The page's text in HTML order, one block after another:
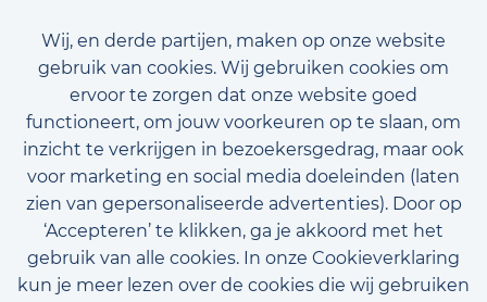
Wij, en derde partijen, maken op onze website
gebruik van cookies. Wij gebruiken cookies om
ervoor te zorgen dat onze website goed
functioneert, om jouw voorkeuren op te slaan, om
inzicht te verkrijgen in bezoekersgedrag, maar ook
voor marketing en social media doeleinden (laten
zien van gepersonaliseerde advertenties). Door op
‘Accepteren’ te klikken, ga je akkoord met het
gebruik van alle cookies. In onze Cookieverklaring
kun je meer lezen over de cookies die wij gebruiken